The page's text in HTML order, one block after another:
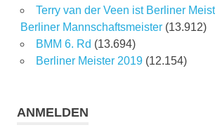
Terry van der Veen ist Berliner
Berliner Mannschaftsmeister (13.912)
BMM 6. Rd (13.694)
Berliner Meister 2019 (12.154)
ANMELDEN